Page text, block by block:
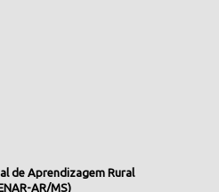
de Aprendizagem Rural
AR/MS)